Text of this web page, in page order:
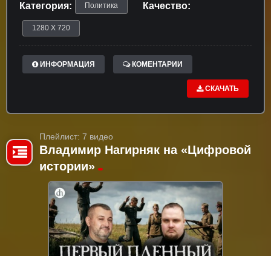
Категория: Политика Качество:
1280 X 720
ИНФОРМАЦИЯ КОМЕНТАРИИ
СКАЧАТЬ
Плейлист: 7 видео
Владимир Нагирняк на «Цифровой
истории»